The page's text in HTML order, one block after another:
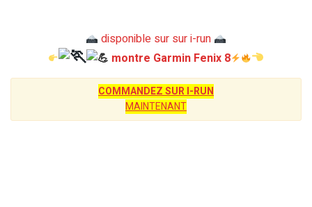
disponible sur sur i-run
montre Garmin Fenix 8
COMMANDEZ SUR I-RUN
MAINTENANT